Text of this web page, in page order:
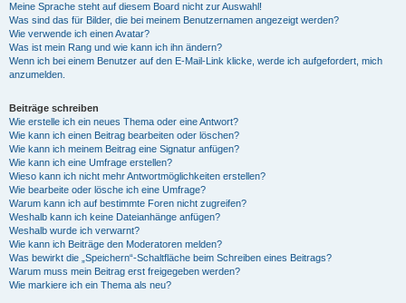
Meine Sprache steht auf diesem Board nicht zur Auswahl!
Was sind das für Bilder, die bei meinem Benutzernamen angezeigt werden?
Wie verwende ich einen Avatar?
Was ist mein Rang und wie kann ich ihn ändern?
Wenn ich bei einem Benutzer auf den E-Mail-Link klicke, werde ich aufgefordert, mich
anzumelden.
Beiträge schreiben
Wie erstelle ich ein neues Thema oder eine Antwort?
Wie kann ich einen Beitrag bearbeiten oder löschen?
Wie kann ich meinem Beitrag eine Signatur anfügen?
Wie kann ich eine Umfrage erstellen?
Wieso kann ich nicht mehr Antwortmöglichkeiten erstellen?
Wie bearbeite oder lösche ich eine Umfrage?
Warum kann ich auf bestimmte Foren nicht zugreifen?
Weshalb kann ich keine Dateianhänge anfügen?
Weshalb wurde ich verwarnt?
Wie kann ich Beiträge den Moderatoren melden?
Was bewirkt die „Speichern“-Schaltfläche beim Schreiben eines Beitrags?
Warum muss mein Beitrag erst freigegeben werden?
Wie markiere ich ein Thema als neu?